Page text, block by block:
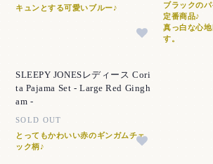
キュンとする可愛いブルー♪
ブラックの
定番商品♪
真っ白な心
す。
SLEEPY JONESレディース Cori
ta Pajama Set - Large Red Gingh
am -
SOLD OUT
とってもかわいい赤のギンガムチェ
ック柄♪